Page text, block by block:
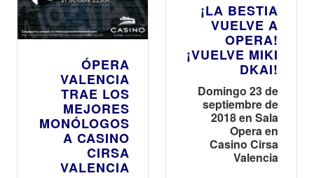
ÓPERA
VALENCIA
TRAE LOS
MEJORES
MONÓLOGOS
A CASINO
CIRSA
VALENCIA
¡LA BESTIA
VUELVE A
OPERA!
¡VUELVE MIKI
DKAI!
Domingo 23 de
septiembre de
2018 en Sala
Opera en
Casino Cirsa
Valencia